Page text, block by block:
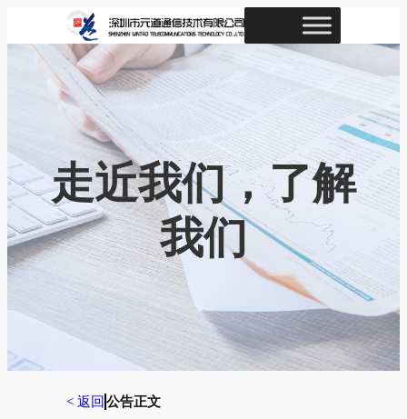
走近我们，了解
我们
< 返回 公告正文